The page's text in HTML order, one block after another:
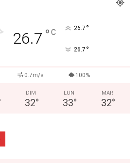
26.7 ° C 26.7 °
26.7 °
0.7m/s 100%
DIM
32°
LUN
33°
MAR
32°